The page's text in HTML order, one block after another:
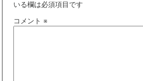
いる欄は必須項目です
コメント ※